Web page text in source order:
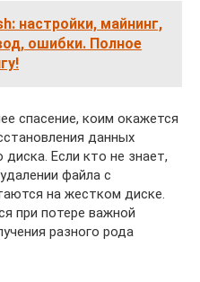
настройки, майнинг,
ошибки. Полное
спасение, коим окажется
данных
Если кто не знает,
файла с
на жестком диске.
при потере важной
разного рода